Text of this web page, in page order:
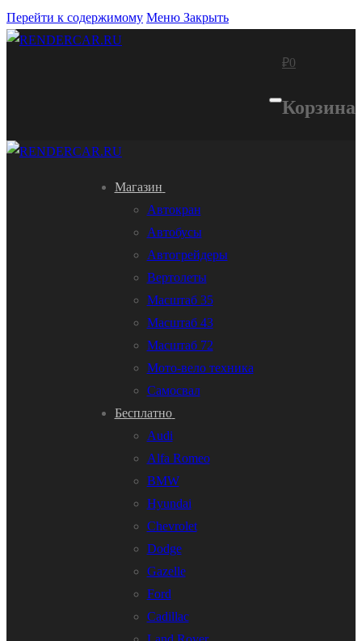
Перейти к содержимому Меню Закрыть
₽0
Корзина
Магазин
Автокран
Автобусы
Автогрейдеры
Вертолеты
Масштаб 35
Масштаб 43
Масштаб 72
Мото-вело техника
Самосвал
Бесплатно
Audi
Alfa Romeo
BMW
Hyundai
Chevrolet
Dodge
Gazelle
Ford
Cadillac